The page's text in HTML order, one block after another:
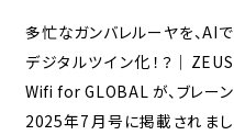
多忙なガンバレルーヤを、AIで
デジタルツイン化！？｜ZEUS
Wifi for GLOBAL が、ブレーン
2025年7月号に掲載されまし